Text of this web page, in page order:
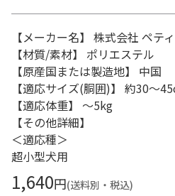
【メーカー名】 株式会社 ペテ
【材質/素材】 ポリエステル
【原産国または製造地】 中国
【適応サイズ(胴囲)】 約30～
【適応体重】 ～5kg
【その他詳細】
＜適応種＞
超小型犬用
1,640円(送料別・税込)